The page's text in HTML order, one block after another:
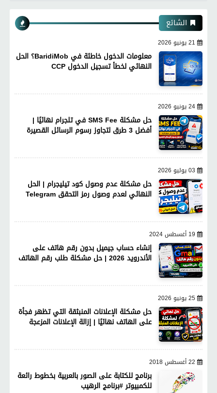
الشائع
21 يونيو 2026
معلومات الدخول خاطئة في BaridiMob؟ الحل
النهائي لخطأ تسجيل الدخول CCP
24 يونيو 2026
حل مشكلة SMS Fee في تلجرام نهائيًا |
أفضل 3 طرق لتجاوز رسوم الرسائل القصيرة
03 يوليو 2026
حل مشكلة عدم وصول كود تيليجرام | الحل
النهائي لعدم وصول رمز التحقق Telegram
19 أغسطس 2024
إنشاء حساب جيميل بدون رقم هاتف على
الأندرويد 2026 | حل مشكلة طلب رقم الهاتف
25 يونيو 2026
حل مشكلة الإعلانات المنبثقة التي تظهر فجأة
على الهاتف نهائيًا | إزالة الإعلانات المزعجة
22 أغسطس 2018
برنامج للكتابة على الصور بالعربية بخطوط رائعة
للكمبيوتر #برنامج الرهيب